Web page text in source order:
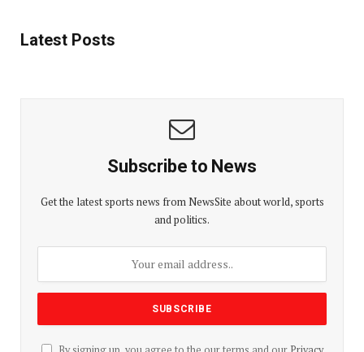
Latest Posts
Subscribe to News
Get the latest sports news from NewsSite about world, sports
and politics.